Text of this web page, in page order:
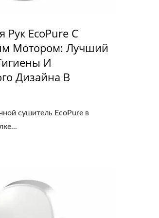
Рук EcoPure С
Мотором: Лучший
И
Дизайна В
сушитель EcoPure в